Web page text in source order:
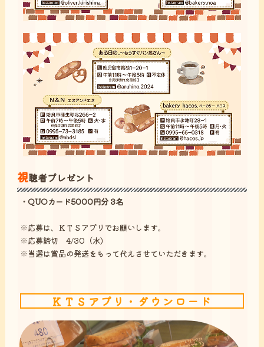
視聴者プレゼント
・QUOカード5000円分 3名
※応募は、ＫＴＳアプリでお願いします。
※応募締切 4/30（水）
※当選は賞品の発送をもって代えさせていただきます。
ＫＴＳアプリ・ダウンロード